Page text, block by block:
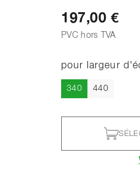
197,00 €
PVC hors TVA
pour largeur
340Actuel
440